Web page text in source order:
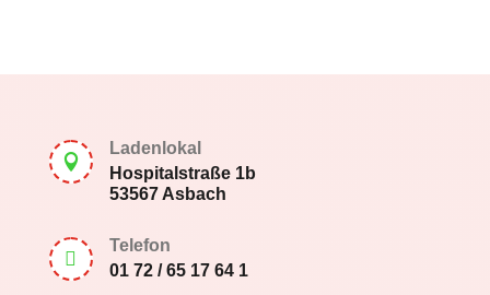

Ladenlokal
Hospitalstraße 1b
53567 Asbach

Telefon
01 72 / 65 17 64 1